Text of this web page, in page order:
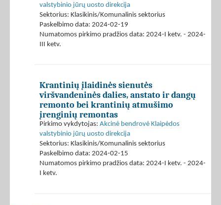
valstybinio jūrų uosto direkcija
Sektorius: Klasikinis/Komunalinis sektorius
Paskelbimo data: 2024-02-19
Numatomos pirkimo pradžios data: 2024-I ketv. - 2024-
III ketv.
Krantinių įlaidinės sienutės
viršvandeninės dalies, anstato ir dangų
remonto bei krantinių atmušimo
įrenginių remontas
Pirkimo vykdytojas: Akcinė bendrovė Klaipėdos
valstybinio jūrų uosto direkcija
Sektorius: Klasikinis/Komunalinis sektorius
Paskelbimo data: 2024-02-15
Numatomos pirkimo pradžios data: 2024-I ketv. - 2024-
I ketv.